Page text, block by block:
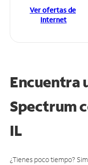
Ver ofertas de
Internet
Encuentra
Spectrum
IL
¿Tienes poco tiempo?